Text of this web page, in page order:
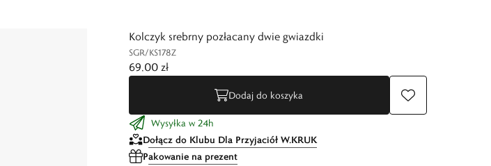
Kolczyk srebrny pozłacany dwie gwiazdki
SGR/KS178Z
69,00 zł
Dodaj do koszyka
Wysyłka w 24h
Dołącz do Klubu Dla Przyjaciół W.KRUK
Pakowanie na prezent